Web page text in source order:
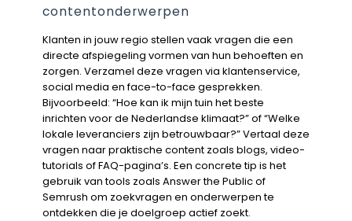
contentonderwerpen
Klanten in jouw regio stellen vaak vragen die een
directe afspiegeling vormen van hun behoeften en
zorgen. Verzamel deze vragen via klantenservice,
social media en face-to-face gesprekken.
Bijvoorbeeld: “Hoe kan ik mijn tuin het beste
inrichten voor de Nederlandse klimaat?” of “Welke
lokale leveranciers zijn betrouwbaar?” Vertaal deze
vragen naar praktische content zoals blogs, video-
tutorials of FAQ-pagina’s. Een concrete tip is het
gebruik van tools zoals Answer the Public of
Semrush om zoekvragen en onderwerpen te
ontdekken die je doelgroep actief zoekt.